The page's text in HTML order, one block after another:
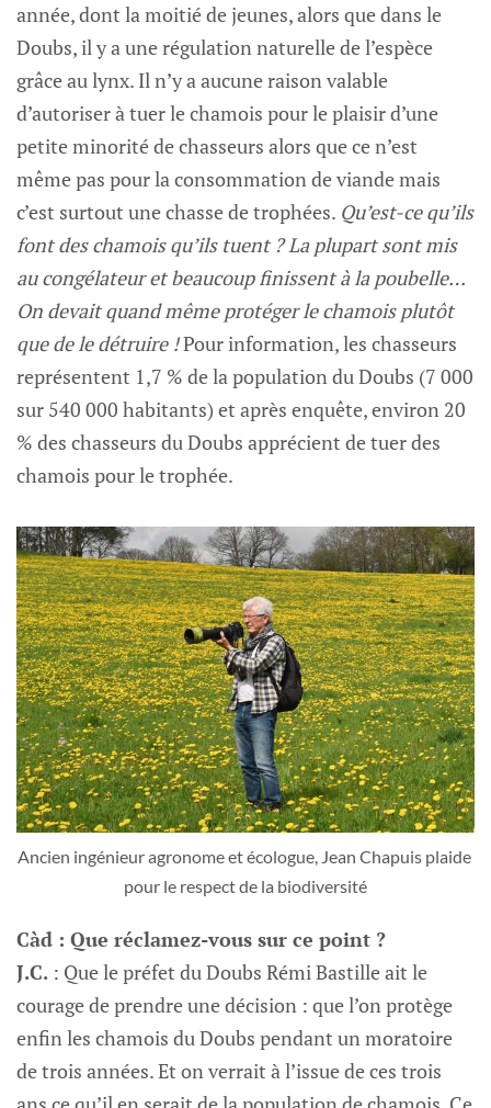
année, dont la moitié de jeunes, alors que dans le
Doubs, il y a une régulation naturelle de l’espèce
grâce au lynx. Il n’y a aucune raison valable
d’autoriser à tuer le chamois pour le plaisir d’une
petite minorité de chasseurs alors que ce n’est
même pas pour la consommation de viande mais
c’est surtout une chasse de trophées. Qu’est-ce qu’ils
font des chamois qu’ils tuent ? La plupart sont mis
au congélateur et beaucoup finissent à la poubelle…
On devait quand même protéger le chamois plutôt
que de le détruire !Pour information, les chasseurs
représentent 1,7 % de la population du Doubs (7 000
sur 540 000 habitants) et après enquête, environ 20
% des chasseurs du Doubs apprécient de tuer des
chamois pour le trophée.
Ancien ingénieur agronome et écologue, Jean Chapuis plaide
pour le respect de la biodiversité
Càd : Que réclamez-vous sur ce point ?
J.C. : Que le préfet du Doubs Rémi Bastille ait le
courage de prendre une décision : que l’on protège
enfin les chamois du Doubs pendant un moratoire
de trois années. Et on verrait à l’issue de ces trois